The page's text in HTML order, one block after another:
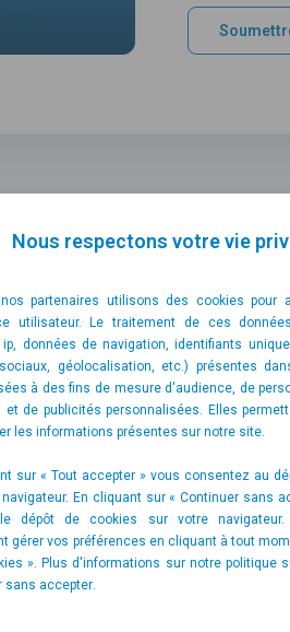
de nos
usinées, pliées et assemblées
contraintes.
PE noir
Nous respectons votre vie
partenaires utilisons des cookies pour
utilisateur. Le traitement de ces
données de navigation, identifiants
géolocalisation, etc.) présentes
à des fins de mesure d'audience, de
et de publicités personnalisées. Elles
les informations présentes sur notre site.
sur « Tout accepter » vous consentez au
En cliquant sur « Continuer sans
dépôt de cookies sur votre navigateur.
gérer vos préférences en cliquant à tout
». Plus d'informations sur notre politique
sans accepter